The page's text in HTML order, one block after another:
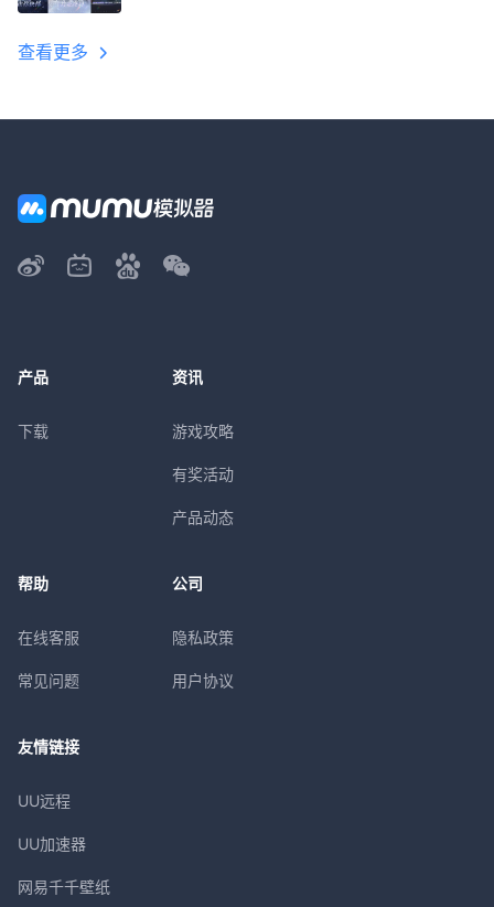
查看更多
产品
下载
资讯
游戏攻略
有奖活动
产品动态
帮助
在线客服
常见问题
公司
隐私政策
用户协议
友情链接
UU远程
UU加速器
网易千千壁纸